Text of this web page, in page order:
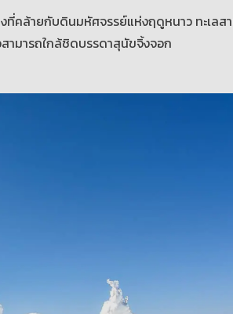
คล้ายกับดินมหัศจรรย์แห่งฤดูหนาว ทะเลส
ามารถใกล้ชิดบรรดาสุนัขจิ้งจอก